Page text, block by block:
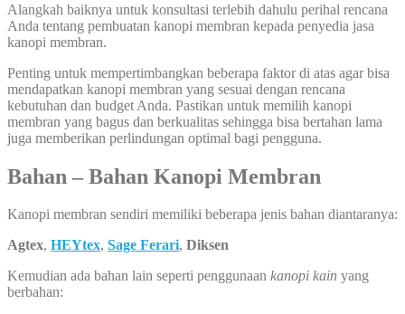
Alangkah baiknya untuk konsultasi terlebih dahulu perihal rencana
Anda tentang pembuatan kanopi membran kepada penyedia jasa
kanopi membran.
Penting untuk mempertimbangkan beberapa faktor di atas agar bisa
mendapatkan kanopi membran yang sesuai dengan rencana
kebutuhan dan budget Anda. Pastikan untuk memilih kanopi
membran yang bagus dan berkualitas sehingga bisa bertahan lama
juga memberikan perlindungan optimal bagi pengguna.
Bahan – Bahan Kanopi Membran
Kanopi membran sendiri memiliki beberapa jenis bahan diantaranya:
Agtex, HEYtex, Sage Ferari, Diksen
Kemudian ada bahan lain seperti penggunaan kanopi kain yang
berbahan: